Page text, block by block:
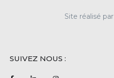
Site réalisé par
SUIVEZ NOUS :